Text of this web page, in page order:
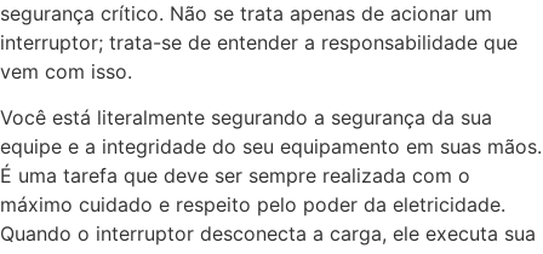
segurança crítico. Não se trata apenas de acionar um
interruptor; trata-se de entender a responsabilidade que
vem com isso.
Você está literalmente segurando a segurança da sua
equipe e a integridade do seu equipamento em suas mãos.
É uma tarefa que deve ser sempre realizada com o
máximo cuidado e respeito pelo poder da eletricidade.
Quando o interruptor desconecta a carga, ele executa sua